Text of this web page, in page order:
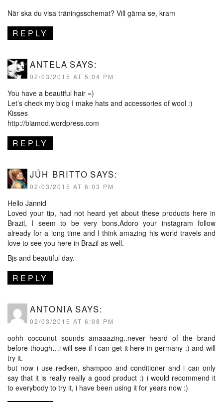
När ska du visa träningsschemat? Vill gärna se, kram
REPLY
ANTELA SAYS:
02/03/2015 AT 5:04 PM
You have a beautiful hair =)
Let’s check my blog I make hats and accessories of wool :)
Kisses
http://blamod.wordpress.com
REPLY
JÚH BRITTO SAYS:
02/03/2015 AT 6:03 PM
Hello Jannid
Loved your tip, had not heard yet about these products here in
Brazil, I seem to be very bons.Adoro your instagram follow
already for a long time and I think amazing his world travels and
love to see you here in Brazil as well.
Bjs and beautiful day.
REPLY
ANTONIA SAYS:
02/03/2015 AT 6:08 PM
oohh cocounut sounds amaaazing..never heard of the brand
before though…i will see if i can get it here in germany :) and will
try it.
but now i use redken, shampoo and conditioner and i can only
say that it is really really a good product :) i would recommend it
to everybody to try it, i have been using it for years now :)